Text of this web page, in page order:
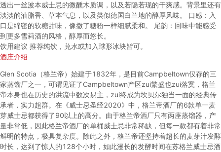
透出一丝波本威士忌的微醺木质调，以及若隐若现的干爽感。背景里还有
淡淡的油脂香、草本气息，以及类似德国白兰地的醇厚风味。 口感：入
口是绵密的软糖甜味，像撒了糖粉一样细腻柔和。 尾韵：回味中能感受
到更多雪莉酒的风格，醇厚而悠长。
饮用建议 推荐纯饮，兑水或加入球形冰块皆可。
酒庄介绍
Glen Scotia（格兰帝）始建于1832年，是目前Campbeltown仅存的三
家蒸馏厂之一，可谓见证了Campbeltown产区zui繁盛也zui落寞，格兰
帝本身也在历史的洪流中数次易主，zui终成为坎贝尔独当一面的经典传
承者，实力超群。在《威士忌圣经2020》中，格兰帝酒厂的6款单一麦
芽威士忌都获得了90以上的高分。由于格兰帝酒厂只有两座蒸馏器，产
量非常低，因此格兰帝酒厂的单桶威士忌非常稀缺，但每一款都有着非常
鲜明的特点，极具复杂度。除此之外，格兰帝还坚持着超长的麦芽汁发酵
时长，达到了惊人的128个小时，如此漫长的发酵时间在苏格兰威士忌酒